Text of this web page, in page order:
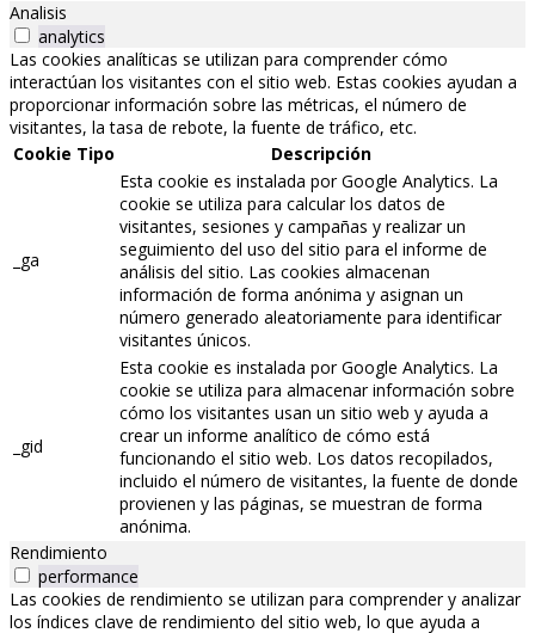
Analisis
analytics
Las cookies analíticas se utilizan para comprender cómo
interactúan los visitantes con el sitio web. Estas cookies ayudan a
proporcionar información sobre las métricas, el número de
visitantes, la tasa de rebote, la fuente de tráfico, etc.
Cookie Tipo Descripción
_ga
Esta cookie es instalada por Google Analytics. La
cookie se utiliza para calcular los datos de
visitantes, sesiones y campañas y realizar un
seguimiento del uso del sitio para el informe de
análisis del sitio. Las cookies almacenan
información de forma anónima y asignan un
número generado aleatoriamente para identificar
visitantes únicos.
_gid
Esta cookie es instalada por Google Analytics. La
cookie se utiliza para almacenar información sobre
cómo los visitantes usan un sitio web y ayuda a
crear un informe analítico de cómo está
funcionando el sitio web. Los datos recopilados,
incluido el número de visitantes, la fuente de donde
provienen y las páginas, se muestran de forma
anónima.
Rendimiento
performance
Las cookies de rendimiento se utilizan para comprender y analizar
los índices clave de rendimiento del sitio web, lo que ayuda a